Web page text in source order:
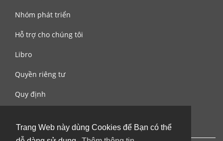
Trang Web này dùng Cookies để Bạn có thể
Nhóm phát triển
Hỗ trợ cho chúng tôi
Libro
Quyền riêng tư
Quy định